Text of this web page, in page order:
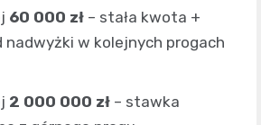
60 000 zł – stała kwota +
nadwyżki w kolejnych progach
2 000 000 zł – stawka